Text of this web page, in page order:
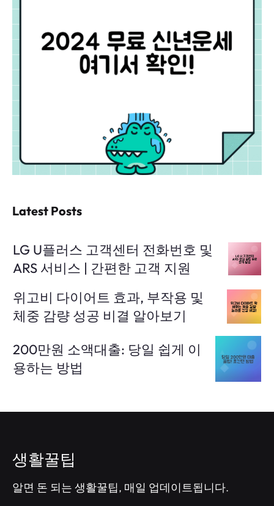
Latest Posts
LG U플러스 고객센터 전화번호 및
ARS 서비스 | 간편한 고객 지원
위고비 다이어트 효과, 부작용 및
체중 감량 성공 비결 알아보기
200만원 소액대출: 당일 쉽게 이
용하는 방법
생활꿀팁
알면 돈 되는 생활꿀팁, 매일 업데이트됩니다.